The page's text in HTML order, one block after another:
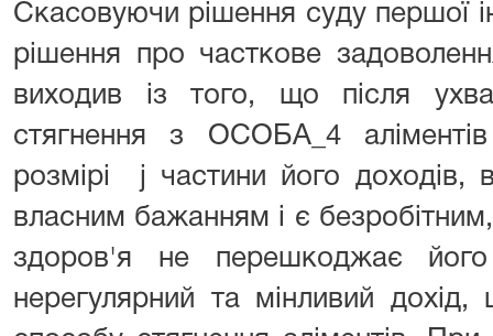
Скасовуючи рішення суду першої
рішення про часткове
виходив із того, що після
стягнення з ОСОБА_4
розмірі ј частини його доходів,
власним бажанням і є
здоров'я не перешкоджає
нерегулярний та мінливий